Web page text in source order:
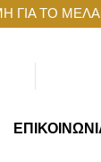
ΤΟ